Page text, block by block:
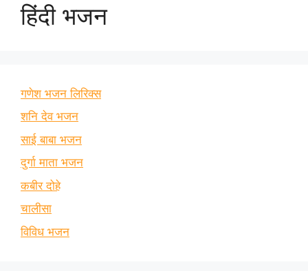
हिंदी भजन
गणेश भजन लिरिक्स
शनि देव भजन
साई बाबा भजन
दुर्गा माता भजन
कबीर दोहे
चालीसा
विविध भजन